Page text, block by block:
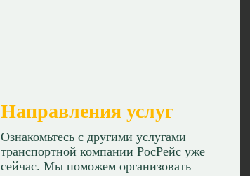
Направления услуг
Ознакомьтесь с другими услугами
транспортной компании РосРейс уже
сейчас. Мы поможем организовать